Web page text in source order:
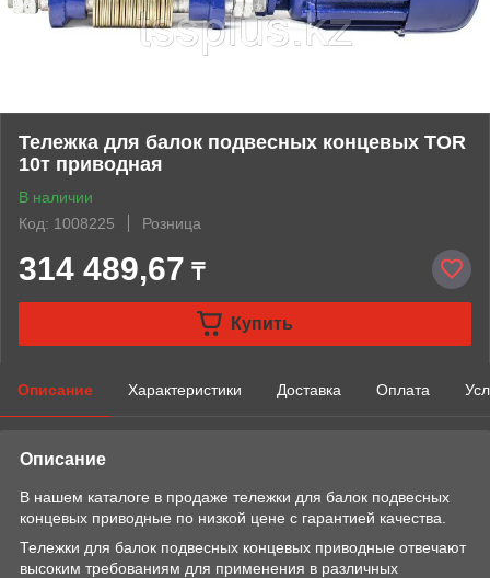
Тележка для балок подвесных концевых TOR
10т приводная
В наличии
Код: 1008225
Розница
314 489,67 ₸
Купить
Описание Характеристики Доставка Оплата
Описание
В нашем каталоге в продаже тележки для балок подвесных
концевых приводные по низкой цене с гарантией качества.
Тележки для балок подвесных концевых приводные отвечают
высоким требованиям для применения в различных